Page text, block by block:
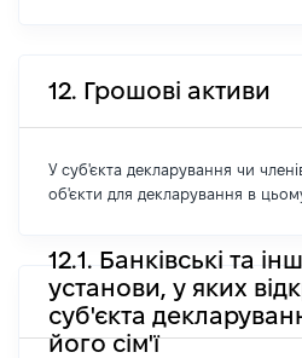
12. Грошові активи
У суб'єкта декларування чи
об'єкти для декларування в цьому
12.1. Банківські та
установи, у яких
суб'єкта
його сім'ї